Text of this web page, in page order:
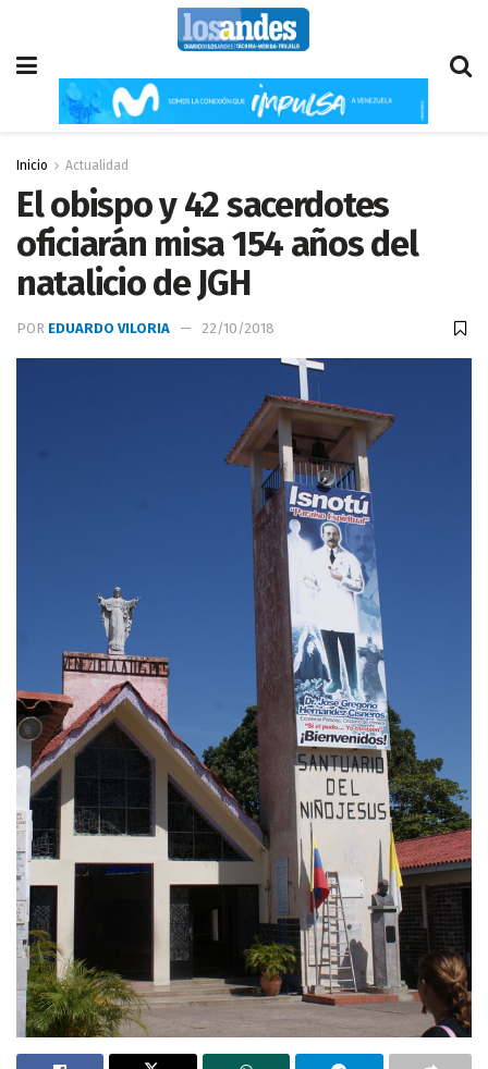
Inicio Actualidad
El obispo y 42 sacerdotes
oficiarán misa 154 años del
natalicio de JGH
POR EDUARDO VILORIA 22/10/2018